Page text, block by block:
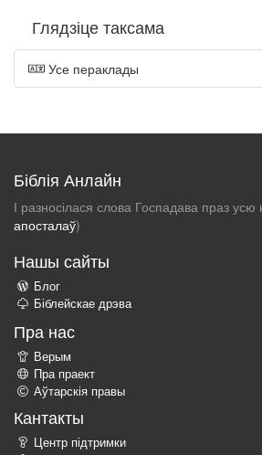
Глядзіце таксама
Усе пераклады
Біблія Анлайн
І разносілася слова Госпадава праз усю
апосталаў)
Нашы сайты
Блог
Біблейскае дрэва
Пра нас
Верым
Пра праект
Аўтарскія правы
Кантакты
Центр підтримки